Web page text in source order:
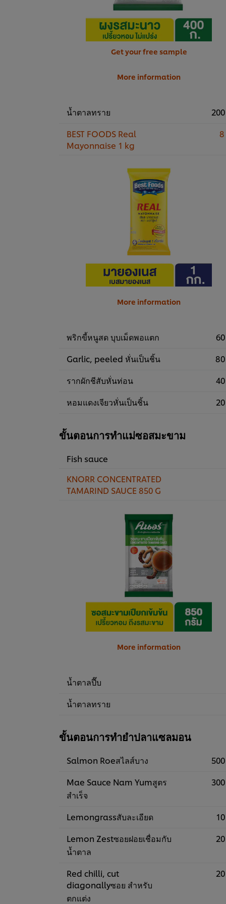
Get your free sample
More information
น้ำตาลทราย
BEST FOODS Real
Mayonnaise 1 kg
More information
พริกขี้หนูสด บุบเม็ดพอแตก
Garlic, peeled หั่นเป็นชิ้น
รากผักชีสับหั่นท่อน
หอมแดงเจียวหั่นเป็นชิ้น
ขั้นตอนการทำแม่ซอสมะขาม
Fish sauce
KNORR CONCENTRATED
TAMARIND SAUCE 850 G
More information
น้ำตาลปี๊บ
น้ำตาลทราย
ขั้นตอนการทำยำปลาแซลมอน
Salmon Roeสไลส์บาง
Mae Sauce Nam Yumสูตร
สำเร็จ
Lemongrassสับละเอียด
Lemon Zestซอยฝอยเชื่อมกับ
น้ำตาล
Red chilli, cut
diagonallyซอย สำหรับ
ตกแต่ง